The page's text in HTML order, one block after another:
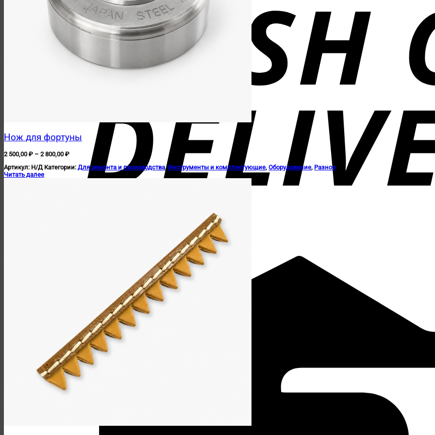
Нож для фортуны
2 500,00 ₽ – 2 800,00 ₽Диапазон
2
500,00 ₽
Артикул: Н/Д Категории: Для ремонта и производства, Инструменты и комплектующие, Оборудование, Разное
Читать далее